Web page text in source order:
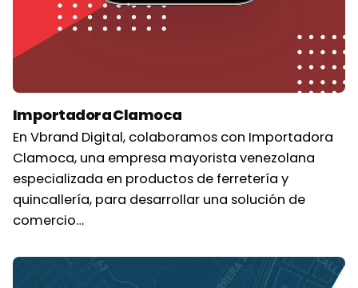
Importadora Clamoca
En Vbrand Digital, colaboramos con Importadora
Clamoca, una empresa mayorista venezolana
especializada en productos de ferretería y
quincallería, para desarrollar una solución de
comercio…